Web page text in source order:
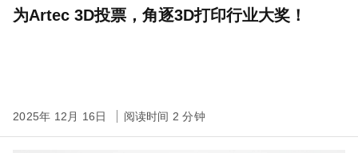
为Artec 3D投票，角逐3D打印行业大奖！
2025年 12月 16日 阅读时间 2 分钟